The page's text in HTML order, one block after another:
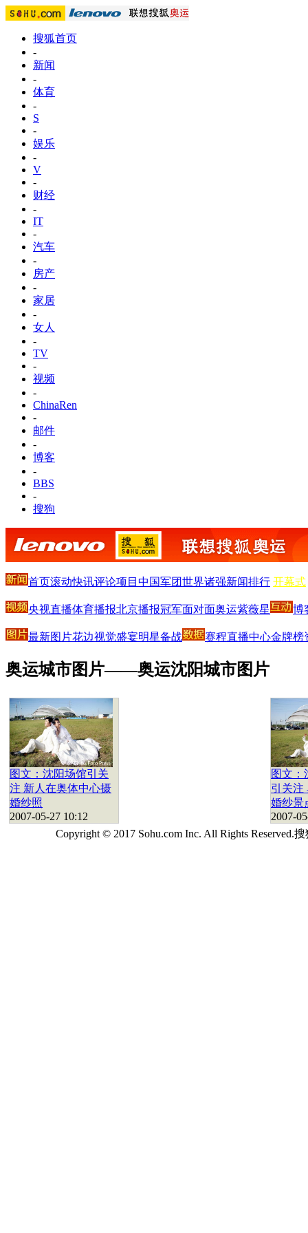
搜狐首页
-
新闻
-
体育
-
S
-
娱乐
-
V
-
财经
-
IT
-
汽车
-
房产
-
家居
-
女人
-
TV
-
视频
-
ChinaRen
-
邮件
-
博客
-
BBS
-
搜狗
首页滚动快讯评论项目 中国军团世界诸强新闻排行 开幕式
央视直播体育播报北京播报冠军面对面奥运紫薇星 博
最新图片花边视觉盛宴明星备战 赛程直播中心金牌榜
奥运城市图片——奥运沈阳城市图片
图文：沈阳场馆引关
注 新人在奥体中心摄
婚纱照
2007-05-27 10:12
图文：
引关注
婚纱景
2007-
Copyright © 2017 Sohu.com Inc. All Rights Reserved.